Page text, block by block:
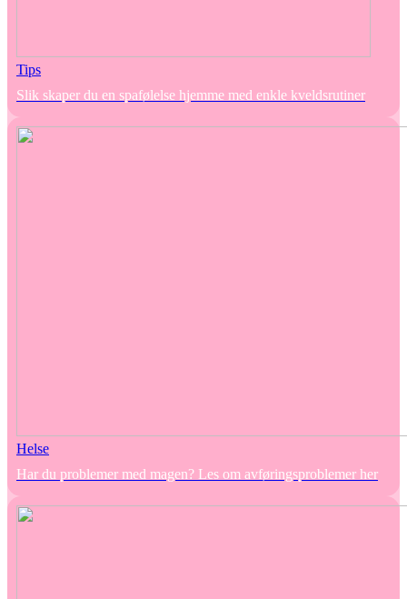
Tips
Slik skaper du en spafølelse hjemme med enkle kveldsrutiner
Helse
Har du problemer med magen? Les om avføringsproblemer her